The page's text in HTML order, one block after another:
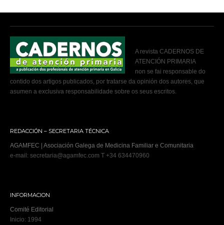
A revista CADERNOS DE
ATENCIÓN PRIMARIA
non se fai responsable do
contido dos artigos publicados, por tratarse da opinión dos autores, que
asumen a exclusiva responsabilidade sobre os seus escritos.
REDACCIÓN – SECRETARIA TÉCNICA
AGAMFEC | Asociación Galega de Medicina Familiar e Comunitaria
e-mail: secretaria@agamfec.com T +34 634470960
INFORMACION
Comité Editorial
Inicio: 1994